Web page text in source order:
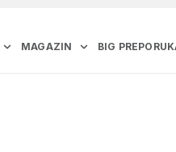
MAGAZIN BIG